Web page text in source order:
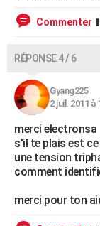
Commenter
RÉPONSE 4 / 6
Gyang225
2 juil. 2011 à
merci electronsa
s'il te plais est
une tension
comment
merci pour ton